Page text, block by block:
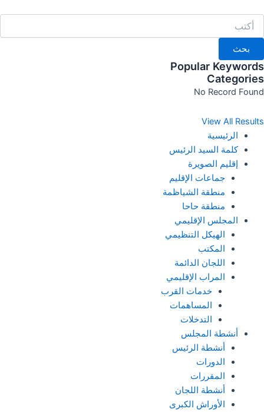
إلى
المحتوى
بحث
Popular Keywords
Categories
No Record Found
View All Results
الرئيسية
كلمة السيد الرئيس
إقليم الصويرة
جماعات الإقليم
منطقة الشياظمة
منطقة حاحا
المجلس الإقليمي
الهيكل التنظيمي
المكتب
اللجان الدائمة
المراب الإقليمي
خدمات القرب
المساهمات
التدخلات
أنشطة المجلس
أنشطة الرئيس
الدورات
المقررات
أنشطة اللجان
الأوراش الكبرى